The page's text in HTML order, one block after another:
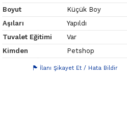
Boyut
Küçük Boy
Aşıları
Yapıldı
Tuvalet Eğitimi
Var
Kimden
Petshop
İlanı Şikayet Et / Hata Bildir